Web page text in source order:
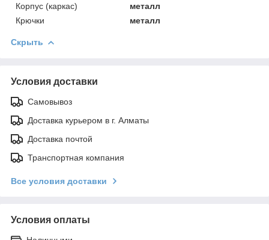
Корпус (каркас)
металл
Крючки
металл
Скрыть
Условия доставки
Самовывоз
Доставка курьером в г. Алматы
Доставка почтой
Транспортная компания
Все условия доставки
Условия оплаты